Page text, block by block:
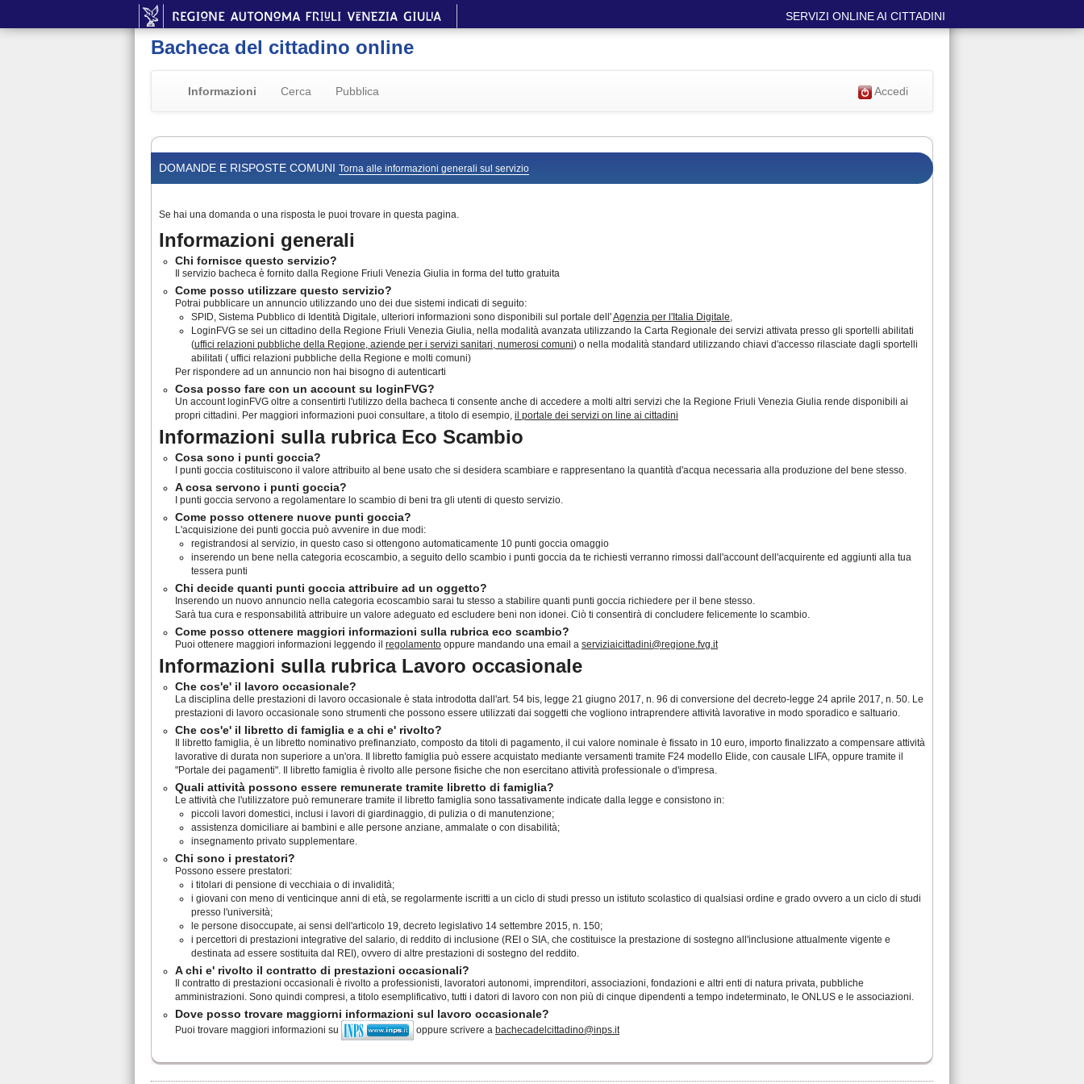
SERVIZI ONLINE AI CITTADINI
Bacheca del cittadino online
Informazioni Cerca Pubblica Accedi
DOMANDE E RISPOSTE COMUNI Torna alle informazioni generali sul servizio
Se hai una domanda o una risposta le puoi trovare in questa pagina.
Informazioni generali
Chi fornisce questo servizio?
Il servizio bacheca è fornito dalla Regione Friuli Venezia Giulia in forma del tutto gratuita
Come posso utilizzare questo servizio?
Potrai pubblicare un annuncio utilizzando uno dei due sistemi indicati di seguito:
SPID, Sistema Pubblico di Identità Digitale, ulteriori informazioni sono disponibili sul portale dell'Agenzia per l'Italia Digitale,
LoginFVG se sei un cittadino della Regione Friuli Venezia Giulia, nella modalità avanzata utilizzando la Carta Regionale dei servizi attivata presso gli sportelli abilitati
(uffici relazioni pubbliche della Regione, aziende per i servizi sanitari, numerosi comuni) o nella modalità standard utilizzando chiavi d'accesso rilasciate dagli sportelli
abilitati ( uffici relazioni pubbliche della Regione e molti comuni)
Per rispondere ad un annuncio non hai bisogno di autenticarti
Cosa posso fare con un account su loginFVG?
Un account loginFVG oltre a consentirti l'utilizzo della bacheca ti consente anche di accedere a molti altri servizi che la Regione Friuli Venezia Giulia rende disponibili ai
propri cittadini. Per maggiori informazioni puoi consultare, a titolo di esempio, il portale dei servizi on line ai cittadini
Informazioni sulla rubrica Eco Scambio
Cosa sono i punti goccia?
I punti goccia costituiscono il valore attribuito al bene usato che si desidera scambiare e rappresentano la quantità d'acqua necessaria alla produzione del bene stesso.
A cosa servono i punti goccia?
I punti goccia servono a regolamentare lo scambio di beni tra gli utenti di questo servizio.
Come posso ottenere nuove punti goccia?
L'acquisizione dei punti goccia può avvenire in due modi:
registrandosi al servizio, in questo caso si ottengono automaticamente 10 punti goccia omaggio
inserendo un bene nella categoria ecoscambio, a seguito dello scambio i punti goccia da te richiesti verranno rimossi dall'account dell'acquirente ed aggiunti alla tua
tessera punti
Chi decide quanti punti goccia attribuire ad un oggetto?
Inserendo un nuovo annuncio nella categoria ecoscambio sarai tu stesso a stabilire quanti punti goccia richiedere per il bene stesso.
Sarà tua cura e responsabilità attribuire un valore adeguato ed escludere beni non idonei. Ciò ti consentirà di concludere felicemente lo scambio.
Come posso ottenere maggiori informazioni sulla rubrica eco scambio?
Puoi ottenere maggiori informazioni leggendo il regolamento oppure mandando una email a serviziaicittadini@regione.fvg.it
Informazioni sulla rubrica Lavoro occasionale
Che cos'e' il lavoro occasionale?
La disciplina delle prestazioni di lavoro occasionale è stata introdotta dall'art. 54 bis, legge 21 giugno 2017, n. 96 di conversione del decreto-legge 24 aprile 2017, n. 50. Le
prestazioni di lavoro occasionale sono strumenti che possono essere utilizzati dai soggetti che vogliono intraprendere attività lavorative in modo sporadico e saltuario.
Che cos'e' il libretto di famiglia e a chi e' rivolto?
Il libretto famiglia, è un libretto nominativo prefinanziato, composto da titoli di pagamento, il cui valore nominale è fissato in 10 euro, importo finalizzato a compensare attività
lavorative di durata non superiore a un'ora. Il libretto famiglia può essere acquistato mediante versamenti tramite F24 modello Elide, con causale LIFA, oppure tramite il
"Portale dei pagamenti". Il libretto famiglia è rivolto alle persone fisiche che non esercitano attività professionale o d'impresa.
Quali attività possono essere remunerate tramite libretto di famiglia?
Le attività che l'utilizzatore può remunerare tramite il libretto famiglia sono tassativamente indicate dalla legge e consistono in:
piccoli lavori domestici, inclusi i lavori di giardinaggio, di pulizia o di manutenzione;
assistenza domiciliare ai bambini e alle persone anziane, ammalate o con disabilità;
insegnamento privato supplementare.
Chi sono i prestatori?
Possono essere prestatori:
i titolari di pensione di vecchiaia o di invalidità;
i giovani con meno di venticinque anni di età, se regolarmente iscritti a un ciclo di studi presso un istituto scolastico di qualsiasi ordine e grado ovvero a un ciclo di studi
presso l'università;
le persone disoccupate, ai sensi dell'articolo 19, decreto legislativo 14 settembre 2015, n. 150;
i percettori di prestazioni integrative del salario, di reddito di inclusione (REI o SIA, che costituisce la prestazione di sostegno all'inclusione attualmente vigente e
destinata ad essere sostituita dal REI), ovvero di altre prestazioni di sostegno del reddito.
A chi e' rivolto il contratto di prestazioni occasionali?
Il contratto di prestazioni occasionali è rivolto a professionisti, lavoratori autonomi, imprenditori, associazioni, fondazioni e altri enti di natura privata, pubbliche
amministrazioni. Sono quindi compresi, a titolo esemplificativo, tutti i datori di lavoro con non più di cinque dipendenti a tempo indeterminato, le ONLUS e le associazioni.
Dove posso trovare maggiorni informazioni sul lavoro occasionale?
Puoi trovare maggiori informazioni su oppure scrivere a bachecadelcittadino@inps.it